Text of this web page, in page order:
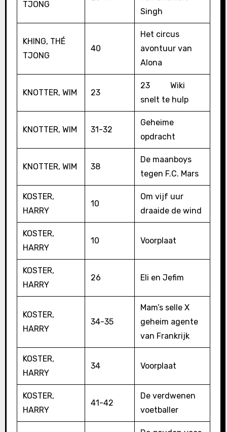
TJONG
Singh
KHING, THÉ
TJONG
40
Het circus
avontuur van
Alona
KNOTTER, WIM 23
23 Wiki
snelt te hulp
KNOTTER, WIM 31-32
Geheime
opdracht
KNOTTER, WIM 38
De maanboys
tegen F.C. Mars
KOSTER,
HARRY
10
Om vijf uur
draaide de wind
KOSTER,
HARRY
10 Voorplaat
KOSTER,
HARRY
26 Eli en Jefim
KOSTER,
HARRY
34-35
Mam’s selle X
geheim agente
van Frankrijk
KOSTER,
HARRY
34 Voorplaat
KOSTER,
HARRY
41-42
De verdwenen
voetballer